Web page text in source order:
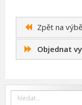
Zpět na
Objednat
Vyhledat